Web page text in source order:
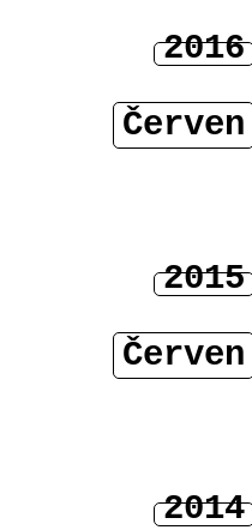
2016
Červen
2015
Červen
2014